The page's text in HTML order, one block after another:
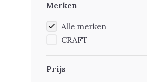
Merken
Alle merken
CRAFT
Prijs